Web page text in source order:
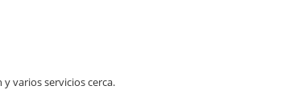
y varios servicios cerca.